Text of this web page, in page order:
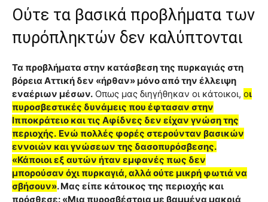
Ούτε τα βασικά προβλήματα των
πυρόπληκτών δεν καλύπτονται
Τα προβλήματα στην κατάσβεση της πυρκαγιάς στη
βόρεια Αττική δεν «ήρθαν» μόνο από την έλλειψη
εναέριων μέσων. Οπως μας διηγήθηκαν οι κάτοικοι, οι
πυροσβεστικές δυνάμεις που έφτασαν στην
Ιπποκράτειο και τις Αφίδνες δεν είχαν γνώση της
περιοχής. Ενώ πολλές φορές στερούνταν βασικών
εννοιών και γνώσεων της δασοπυρόσβεσης.
«Κάποιοι εξ αυτών ήταν εμφανές πως δεν
μπορούσαν όχι πυρκαγιά, αλλά ούτε μικρή φωτιά να
σβήσουν». Μας είπε κάτοικος της περιοχής και
πρόσθεσε: «Μια πυροσβέστρια με βαμμένα μακριά